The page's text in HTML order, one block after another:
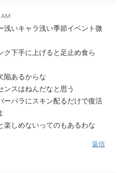
浅いキャラ浅い季節イベント微
ク下手に上げると足止め食ら
陥あるからな
ンスはねんだなと思う
ーバラにスキン配るだけで復活
楽しめないってのもあるわな
返信